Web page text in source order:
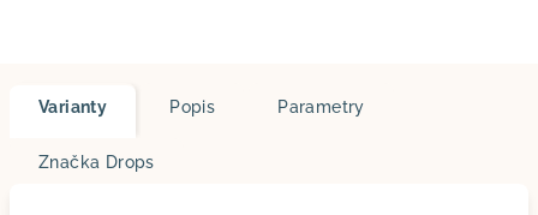
Varianty Popis Parametry
Značka Drops